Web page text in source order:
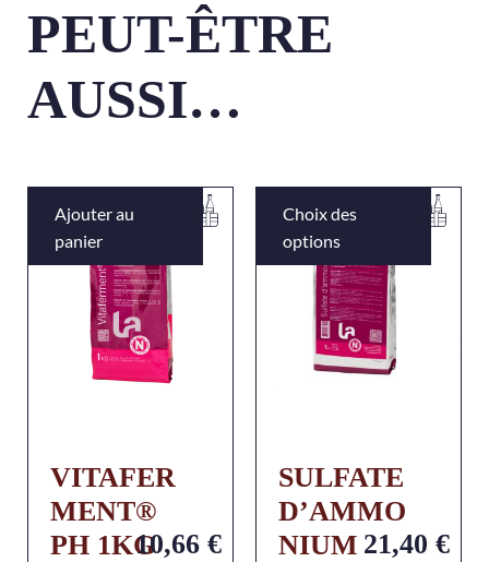
PEUT-ÊTRE
AUSSI…
VITAFER
MENT®
PH 1KG10,66 €
Ajouter au
panier
SULFATE
D’AMMO
NIUM 21,40 €
Choix des
options